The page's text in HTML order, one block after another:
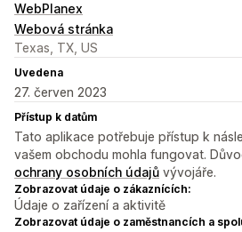
WebPlanex
Webová stránka
Texas, TX, US
Uvedena
27. červen 2023
Přístup k datům
Tato aplikace potřebuje přístup k
vašem obchodu mohla fungovat.
ochrany osobních údajů vývojáře.
Zobrazovat údaje o zákaznících:
Údaje o zařízení a aktivitě
Zobrazovat údaje o zaměstnancích a